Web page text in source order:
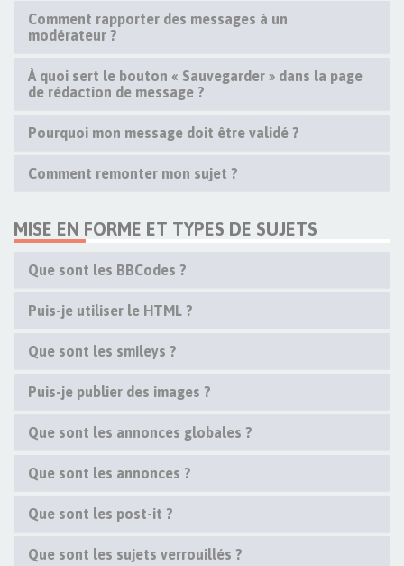
Comment rapporter des messages à un
modérateur ?
À quoi sert le bouton « Sauvegarder » dans la page
de rédaction de message ?
Pourquoi mon message doit être validé ?
Comment remonter mon sujet ?
MISE EN FORME ET TYPES DE SUJETS
Que sont les BBCodes ?
Puis-je utiliser le HTML ?
Que sont les smileys ?
Puis-je publier des images ?
Que sont les annonces globales ?
Que sont les annonces ?
Que sont les post-it ?
Que sont les sujets verrouillés ?